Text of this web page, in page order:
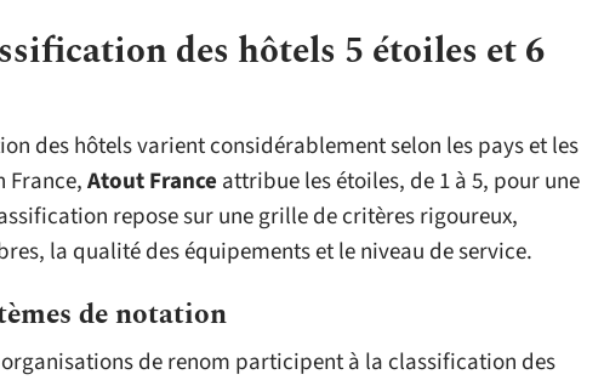
des hôtels 5 étoiles et 6
des hôtels varient considérablement selon les pays et les
France,Atout France attribue les étoiles, de 1 à 5, pour une
repose sur une grille de critères rigoureux,
la qualité des équipements et le niveau de service.
de notation
de renom participent à la classification des